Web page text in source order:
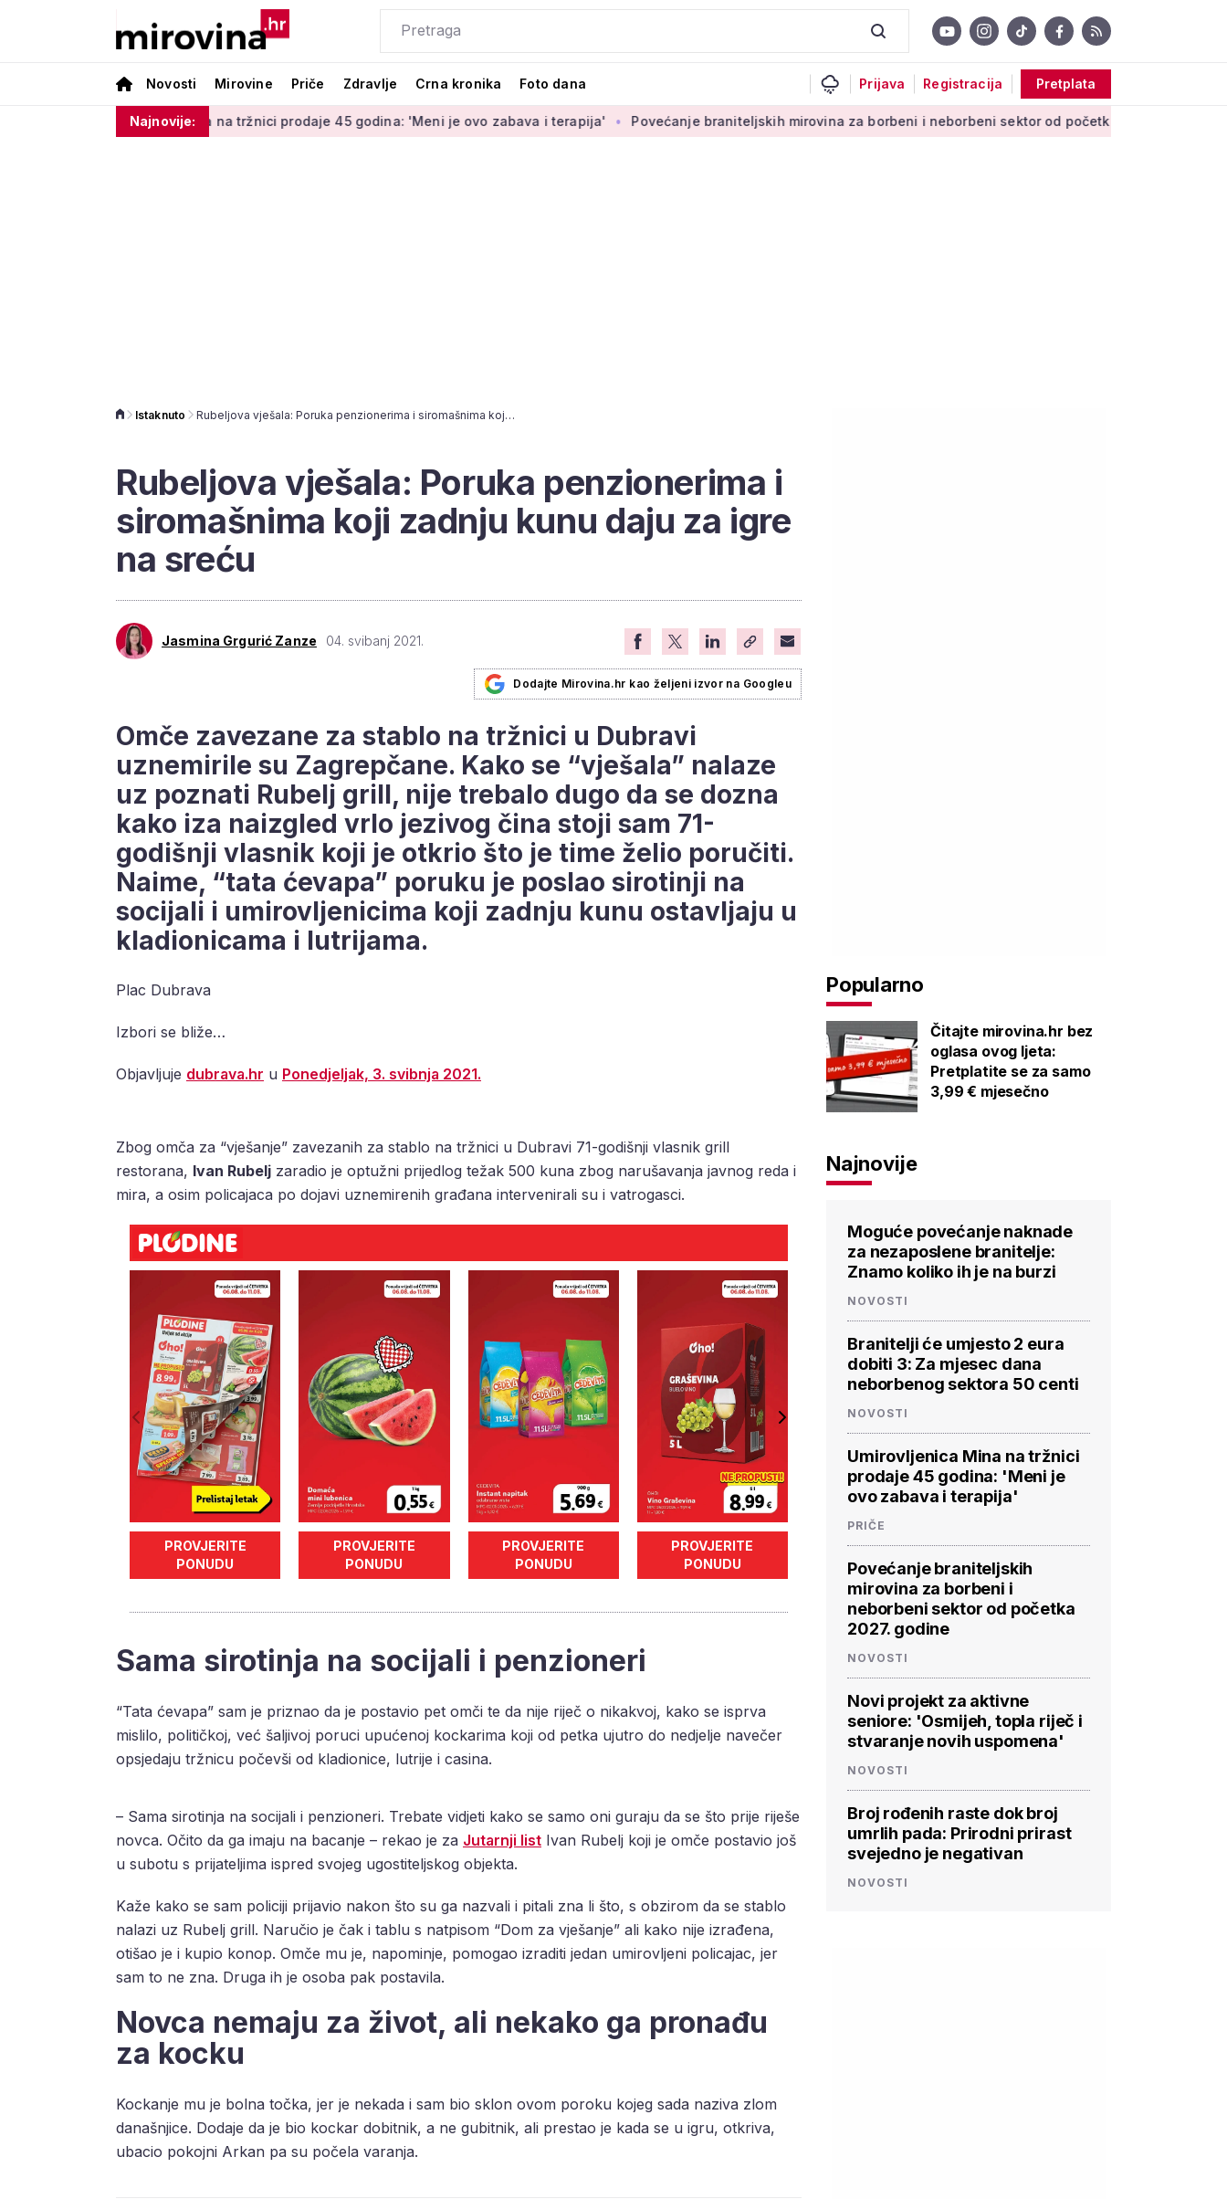
Novosti Mirovine Priče Zdravlje Crna kronika Foto dana Prijava Registracija Pretplata
Najnovije:
Umirovljenica Mina na tržnici prodaje 45 godina: 'Meni je ovo zabava i terapija' Povećanje braniteljskih mirovina za borbeni i neborbeni sektor od početka 2027. godine
Istaknuto Rubeljova vješala: Poruka penzionerima i siromašnima koji zadnju kunu daju za igre na sreću
Rubeljova vješala: Poruka penzionerima i
siromašnima koji zadnju kunu daju za igre
na sreću
Jasmina Grgurić Zanze 04. svibanj 2021.
Dodajte Mirovina.hr kao željeni izvor na Googleu
Omče zavezane za stablo na tržnici u Dubravi
uznemirile su Zagrepčane. Kako se “vješala” nalaze
uz poznati Rubelj grill, nije trebalo dugo da se dozna
kako iza naizgled vrlo jezivog čina stoji sam 71-
godišnji vlasnik koji je otkrio što je time želio poručiti.
Naime, “tata ćevapa” poruku je poslao sirotinji na
socijali i umirovljenicima koji zadnju kunu ostavljaju u
kladionicama i lutrijama.
Plac Dubrava
Izbori se bliže…
Objavljuje dubrava.hr u Ponedjeljak, 3. svibnja 2021.
Zbog omča za “vješanje” zavezanih za stablo na tržnici u Dubravi 71-godišnji vlasnik grill
restorana, Ivan Rubelj zaradio je optužni prijedlog težak 500 kuna zbog narušavanja javnog reda i
mira, a osim policajaca po dojavi uznemirenih građana intervenirali su i vatrogasci.
PROVJERITE
PONUDU
PROVJERITE
PONUDU
PROVJERITE
PONUDU
PROVJERITE
PONUDU
PROVJERITE
PONUDU
PROVJERITE
PONUDU
Sama sirotinja na socijali i penzioneri
“Tata ćevapa” sam je priznao da je postavio pet omči te da nije riječ o nikakvoj, kako se isprva
mislilo, političkoj, već šaljivoj poruci upućenoj kockarima koji od petka ujutro do nedjelje navečer
opsjedaju tržnicu počevši od kladionice, lutrije i casina.
– Sama sirotinja na socijali i penzioneri. Trebate vidjeti kako se samo oni guraju da se što prije riješe
novca. Očito da ga imaju na bacanje – rekao je za Jutarnji list Ivan Rubelj koji je omče postavio još
u subotu s prijateljima ispred svojeg ugostiteljskog objekta.
Kaže kako se sam policiji prijavio nakon što su ga nazvali i pitali zna li što, s obzirom da se stablo
nalazi uz Rubelj grill. Naručio je čak i tablu s natpisom “Dom za vješanje” ali kako nije izrađena,
otišao je i kupio konop. Omče mu je, napominje, pomogao izraditi jedan umirovljeni policajac, jer
sam to ne zna. Druga ih je osoba pak postavila.
Novca nemaju za život, ali nekako ga pronađu
za kocku
Kockanje mu je bolna točka, jer je nekada i sam bio sklon ovom poroku kojeg sada naziva zlom
današnjice. Dodaje da je bio kockar dobitnik, a ne gubitnik, ali prestao je kada se u igru, otkriva,
ubacio pokojni Arkan pa su počela varanja.
Popularno
Čitajte mirovina.hr bez
oglasa ovog ljeta:
Pretplatite se za samo
3,99 € mjesečno
Najnovije
Moguće povećanje naknade
za nezaposlene branitelje:
Znamo koliko ih je na burzi
NOVOSTI
Branitelji će umjesto 2 eura
dobiti 3: Za mjesec dana
neborbenog sektora 50 centi
NOVOSTI
Umirovljenica Mina na tržnici
prodaje 45 godina: 'Meni je
ovo zabava i terapija'
PRIČE
Povećanje braniteljskih
mirovina za borbeni i
neborbeni sektor od početka
2027. godine
NOVOSTI
Novi projekt za aktivne
seniore: 'Osmijeh, topla riječ i
stvaranje novih uspomena'
NOVOSTI
Broj rođenih raste dok broj
umrlih pada: Prirodni prirast
svejedno je negativan
NOVOSTI